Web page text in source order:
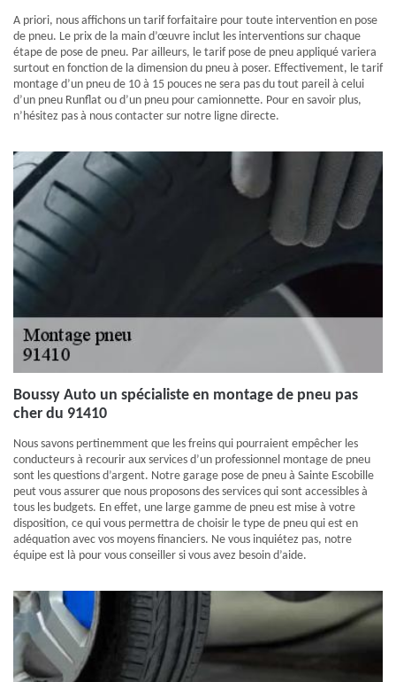
A priori, nous affichons un tarif forfaitaire pour toute intervention en pose
de pneu. Le prix de la main d’œuvre inclut les interventions sur chaque
étape de pose de pneu. Par ailleurs, le tarif pose de pneu appliqué variera
surtout en fonction de la dimension du pneu à poser. Effectivement, le tarif
montage d’un pneu de 10 à 15 pouces ne sera pas du tout pareil à celui
d’un pneu Runflat ou d’un pneu pour camionnette. Pour en savoir plus,
n’hésitez pas à nous contacter sur notre ligne directe.
Boussy Auto un spécialiste en montage de pneu pas
cher du 91410
Nous savons pertinemment que les freins qui pourraient empêcher les
conducteurs à recourir aux services d’un professionnel montage de pneu
sont les questions d’argent. Notre garage pose de pneu à Sainte Escobille
peut vous assurer que nous proposons des services qui sont accessibles à
tous les budgets. En effet, une large gamme de pneu est mise à votre
disposition, ce qui vous permettra de choisir le type de pneu qui est en
adéquation avec vos moyens financiers. Ne vous inquiétez pas, notre
équipe est là pour vous conseiller si vous avez besoin d’aide.